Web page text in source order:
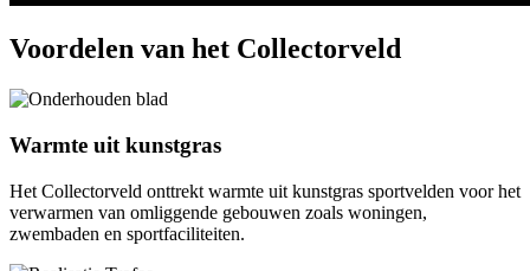
Voordelen van het Collectorveld
Warmte uit kunstgras
Het Collectorveld onttrekt warmte uit kunstgras sportvelden voor het
verwarmen van omliggende gebouwen zoals woningen,
zwembaden en sportfaciliteiten.